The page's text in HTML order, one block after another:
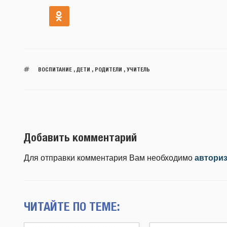
ВОСПИТАНИЕ, ДЕТИ РОДИТЕЛИ УЧИТЕЛЬ
Добавить комментарий
Для отправки комментария Вам необходимо
ЧИТАЙТЕ ПО ТЕМЕ: